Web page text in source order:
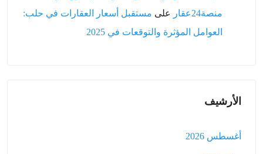
منصة24عقار
على مستقبل أسعار العقارات في حلب:
العوامل المؤثرة والتوقعات في 2025
الأرشيف
أغسطس 2026